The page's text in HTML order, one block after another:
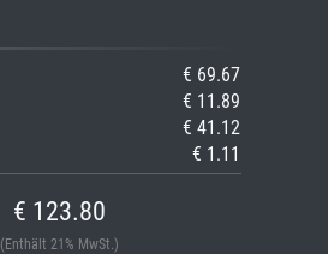
€ 69.67
€ 11.89
€ 41.12
€ 1.11
€ 123.80
(Enthält 21% MwSt.)